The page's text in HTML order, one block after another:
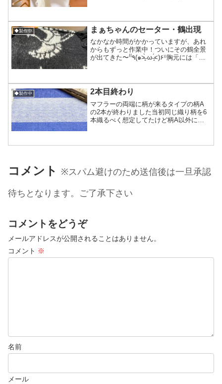
流れがいくつも有って私的には好きな織
柄の1つで、ジッと...
◆製作中 まぁちゃんのセーター・鶴出現
なかなか時間がかかっていますが、あれ
からもずっと作業中！ついにその鶴全景
が出てきた〜‎⁽⁽٩(๑˃̶͈̀ ω ˂̶͈́)۶⁾⁾胸元には「松
典』の著者、石崎先生に直接文様...
◆製作中 2本目終わり
マフラーの両端に柄が来るタイプの柄A
の2本が終わりました当初同じ織り柄を6
本織るべく想定してたけど柄A以外に、
上がり下がりするかの設定を変えるだけ
コメント ※スパム避けのため送信後は一旦承認
待ちとなります。ご了承下さい
コメントをどうぞ
メールアドレスが公開されることはありません。
コメント ※
名前
メール